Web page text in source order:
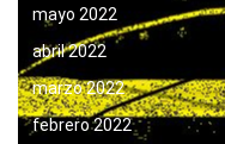
mayo 2022
abril 2022
marzo 2022
febrero 2022